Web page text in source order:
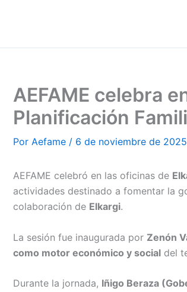
AEFAME celebra
Planificación
Por Aefame / 6 de noviembre de 2025
AEFAME celebró en las oficinas de
actividades destinado a fomentar la
colaboración de Elkargi.
La sesión fue inaugurada por Zenón
como motor económico y social del
Durante la jornada, Iñigo Beraza